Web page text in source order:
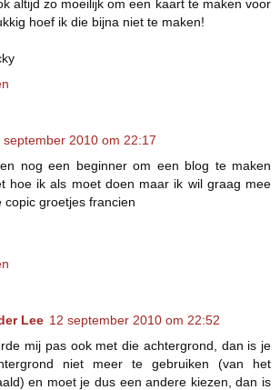
altijd zo moeilijk om een kaart te maken voor
hoef ik die bijna niet te maken!
september 2010 om 22:17
nog een beginner om een blog te maken
hoe ik als moet doen maar ik wil graag mee
copic groetjes francien
Lee 12 september 2010 om 22:52
mij pas ook met die achtergrond, dan is je
niet meer te gebruiken (van het
en moet je dus een andere kiezen, dan is